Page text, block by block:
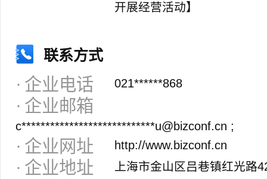
开展经营活动】
联系方式
企业电话 021******868
企业邮箱
c****************************u@bizconf.cn ;
企业网址 http://www.bizconf.cn
企业地址 上海市金山区吕巷镇红光路